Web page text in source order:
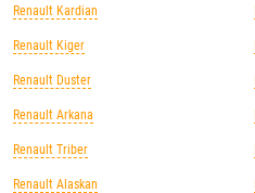
Renault Kardian
Renault Kiger
Renault Duster
Renault Arkana
Renault Triber
Renault Alaskan